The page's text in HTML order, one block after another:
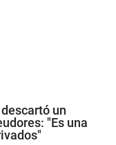
un
"Es una